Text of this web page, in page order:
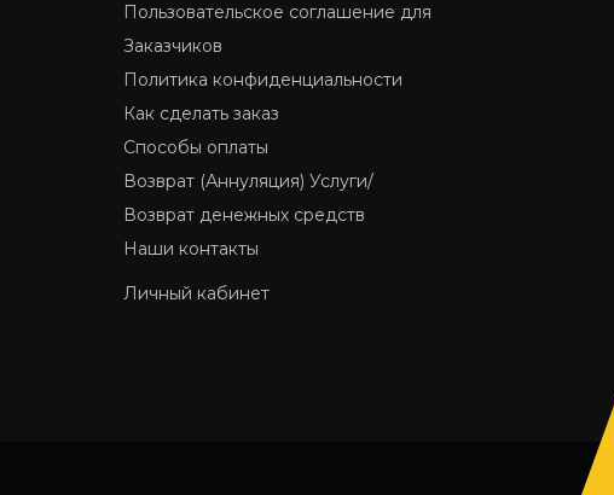
Пользовательское соглашение для
Заказчиков
Политика конфиденциальности
Как сделать заказ
Способы оплаты
Возврат (Аннуляция) Услуги/
Возврат денежных средств
Наши контакты
Личный кабинет